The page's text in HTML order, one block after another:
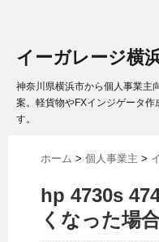
イーガレージ横
神奈川県横浜市から個人事業主
案。軽貨物やFXインジゲータ
す。
ホーム > 個人事業主 >
hp 4730s
くなった場